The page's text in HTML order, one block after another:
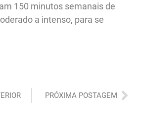
150 minutos semanais de
a intenso, para se
PRÓXIMA POSTAGEM